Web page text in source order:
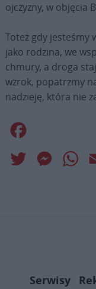
ojczyzny, w objęcia
Toteż gdy jesteśmy
jako rodzina, we
chmury, a droga
wzrok, popatrzmy
nadzieję, która nie
Twitter
Serwisy